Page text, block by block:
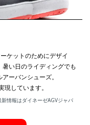
ケットのためにデザイ
い日のライディングでも
ーバンシューズ。
しています。
情報はダイネーゼAGVジャパ